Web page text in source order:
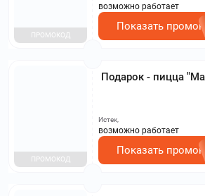
ПРОМОКОД
возможно работает
Показать
Подарок - пицца
ПРОМОКОД
Истек,
возможно работает
Показать